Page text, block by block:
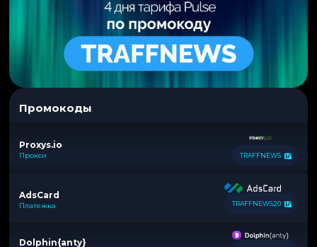
Промокоды
Proxys.io
Прокси TRAFFNEWS
AdsCard
Платежка TRAFFNEWS20
Dolphin{anty}